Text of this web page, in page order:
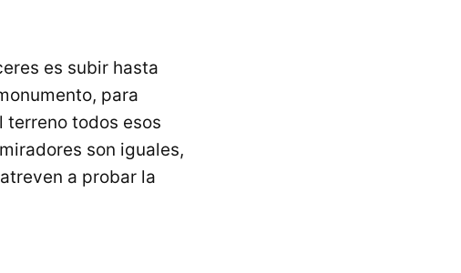
es subir hasta
para
terreno todos esos
son iguales,
a probar la